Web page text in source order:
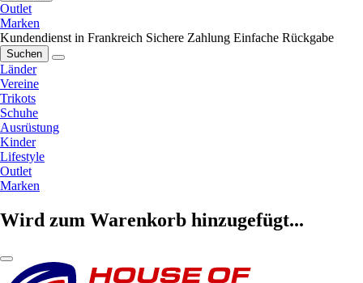
Outlet
Marken
Kundendienst in Frankreich Sichere Zahlung Einfache Rückgabe
Suchen
Länder
Vereine
Trikots
Schuhe
Ausrüstung
Kinder
Lifestyle
Outlet
Marken
Wird zum Warenkorb hinzugefügt...